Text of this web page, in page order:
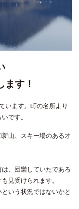
ます！
います。町の名所より
です。
山、スキー場のあるオ
、団欒していたであろ
見受けられます。
いう状況ではないかと